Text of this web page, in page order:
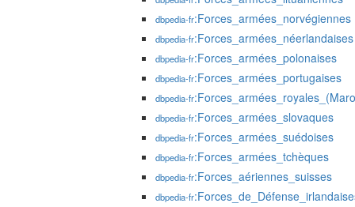
dbpedia-fr:Forces_armées_norvégiennes
dbpedia-fr:Forces_armées_néerlandaises
dbpedia-fr:Forces_armées_polonaises
dbpedia-fr:Forces_armées_portugaises
dbpedia-fr
dbpedia-fr:Forces_armées_slovaques
dbpedia-fr:Forces_armées_suédoises
dbpedia-fr:Forces_armées_tchèques
dbpedia-fr:Forces_aériennes_suisses
dbpedia-fr